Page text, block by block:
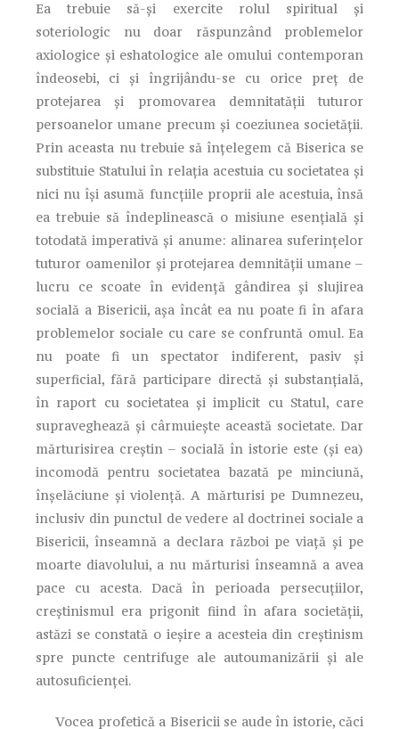
Ea trebuie să-şi exercite rolul spiritual şi
soteriologic nu doar răspunzând problemelor
axiologice şi eshatologice ale omului contemporan
îndeosebi, ci şi îngrijându-se cu orice preţ de
protejarea şi promovarea demnitatăţii tuturor
persoanelor umane precum şi coeziunea societăţii.
Prin aceasta nu trebuie să înţelegem că Biserica se
substituie Statului în relaţia acestuia cu societatea şi
nici nu îşi asumă funcţiile proprii ale acestuia, însă
ea trebuie să îndeplinească o misiune esenţială şi
totodată imperativă şi anume: alinarea suferinţelor
tuturor oamenilor şi protejarea demnităţii umane –
lucru ce scoate în evidenţă gândirea şi slujirea
socială a Bisericii, aşa încât ea nu poate fi în afara
problemelor sociale cu care se confruntă omul. Ea
nu poate fi un spectator indiferent, pasiv şi
superficial, fără participare directă şi substanţială,
în raport cu societatea şi implicit cu Statul, care
supraveghează şi cârmuieşte această societate. Dar
mărturisirea creştin – socială în istorie este (şi ea)
incomodă pentru societatea bazată pe minciună,
înşelăciune şi violenţă. A mărturisi pe Dumnezeu,
inclusiv din punctul de vedere al doctrinei sociale a
Bisericii, înseamnă a declara război pe viaţă şi pe
moarte diavolului, a nu mărturisi înseamnă a avea
pace cu acesta. Dacă în perioada persecuţiilor,
creştinismul era prigonit fiind în afara societăţii,
astăzi se constată o ieşire a acesteia din creştinism
spre puncte centrifuge ale autoumanizării şi ale
autosuficienţei.
Vocea profetică a Bisericii se aude în istorie, căci